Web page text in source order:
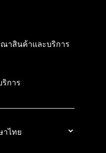
าสินค้าและบริการ
การ